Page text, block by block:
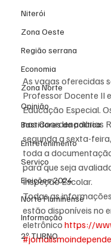
Niterói
Zona Oeste
Região serrana
Economia
Zona Norte
Opinião
Bastidores da política
Entretenimento
Serviço
Eleições 2024
Norte Fluminense
Informação
2º TURNO
As vagas oferecidas
Professor Docente II
Educação Especial.
nas Coordenadorias
segunda a sexta-
toda a
para que seja
Inspeção Escolar.
Todas as
estão disponíveis no
eletrônico https://